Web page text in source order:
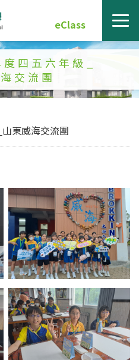
eClass
四五六年級_
交流團
東威海交流團